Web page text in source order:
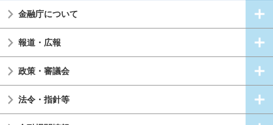
金融庁について
報道・広報
政策・審議会
法令・指針等